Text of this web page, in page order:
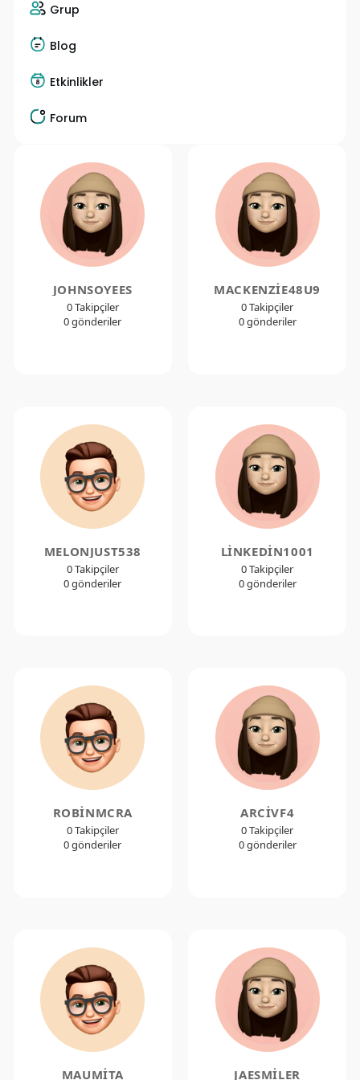
Grup
Blog
Etkinlikler
Forum
JOHNSOYEES
0 Takipçiler
0 gönderiler
MACKENZIE48U9
0 Takipçiler
0 gönderiler
MELONJUST538
0 Takipçiler
0 gönderiler
LINKEDIN1001
0 Takipçiler
0 gönderiler
ROBINMCRA
0 Takipçiler
0 gönderiler
ARCIVF4
0 Takipçiler
0 gönderiler
MAUMITA JAESMILER